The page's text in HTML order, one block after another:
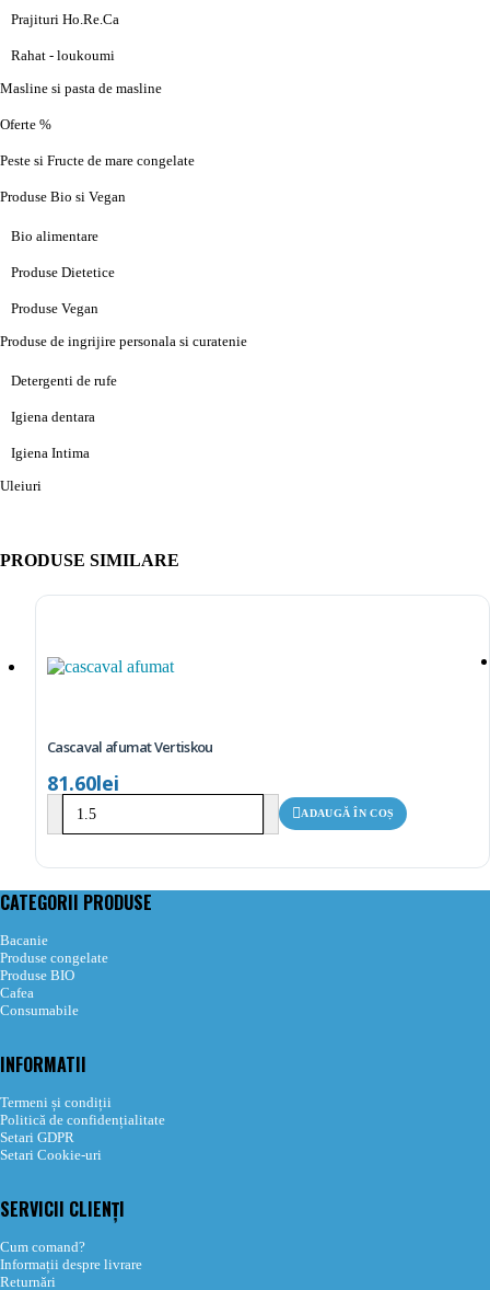
Prajituri Ho.Re.Ca
Rahat - loukoumi
Masline si pasta de masline
Oferte %
Peste si Fructe de mare congelate
Produse Bio si Vegan
Bio alimentare
Produse Dietetice
Produse Vegan
Produse de ingrijire personala si curatenie
Detergenti de rufe
Igiena dentara
Igiena Intima
Uleiuri
PRODUSE SIMILARE
Cascaval afumat Vertiskou
81.60lei
ADAUGĂ ÎN COȘ
CATEGORII PRODUSE
Bacanie
Produse congelate
Produse BIO
Cafea
Consumabile
INFORMATII
Termeni și condiții
Politică de confidențialitate
Setari GDPR
Setari Cookie-uri
SERVICII CLIENȚI
Cum comand?
Informații despre livrare
Returnări